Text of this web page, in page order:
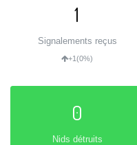
1
Signalements reçus
+1(0%)
0
Nids détruits